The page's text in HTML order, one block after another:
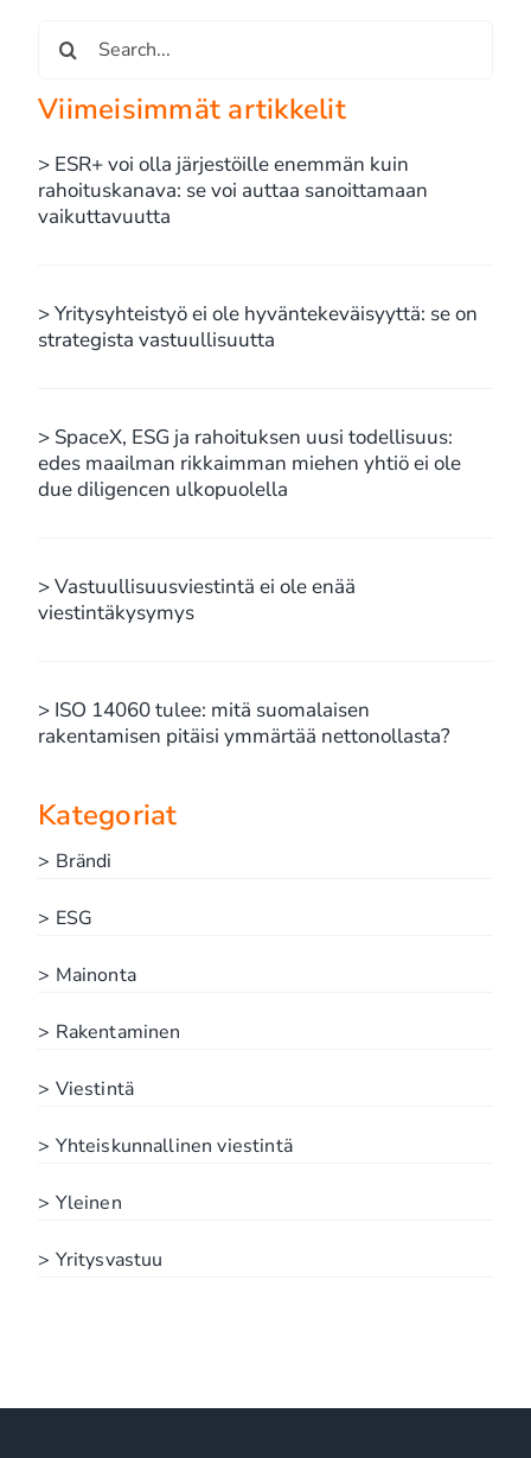
Etsi
Viimeisimmät artikkelit
> ESR+ voi olla järjestöille enemmän kuin
rahoituskanava: se voi auttaa sanoittamaan
vaikuttavuutta
> Yritysyhteistyö ei ole hyväntekeväisyyttä: se on
strategista vastuullisuutta
> SpaceX, ESG ja rahoituksen uusi todellisuus:
edes maailman rikkaimman miehen yhtiö ei ole
due diligencen ulkopuolella
> Vastuullisuusviestintä ei ole enää
viestintäkysymys
> ISO 14060 tulee: mitä suomalaisen
rakentamisen pitäisi ymmärtää nettonollasta?
Kategoriat
> Brändi
> ESG
> Mainonta
> Rakentaminen
> Viestintä
> Yhteiskunnallinen viestintä
> Yleinen
> Yritysvastuu